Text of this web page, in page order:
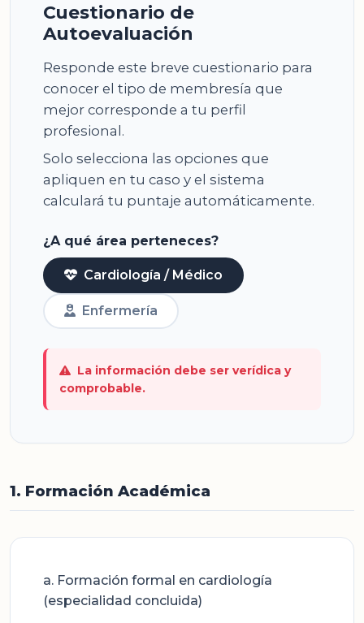
Cuestionario de
Autoevaluación
Responde este breve cuestionario para
conocer el tipo de membresía que
mejor corresponde a tu perfil
profesional.
Solo selecciona las opciones que
apliquen en tu caso y el sistema
calculará tu puntaje automáticamente.
¿A qué área perteneces?
Cardiología / Médico
Enfermería
La información debe ser verídica y
comprobable.
1. Formación Académica
a. Formación formal en cardiología
(especialidad concluida)